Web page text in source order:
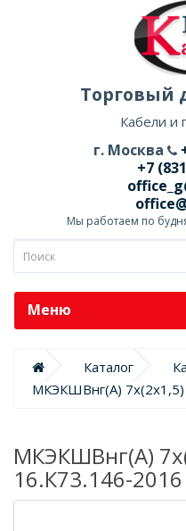
Торговый
Кабели и
г. Москва
+7
Мы работаем по
Меню
Каталог
МКЭКШВнг(А)
МКЭКШВнг(А)
16.К73.146-2016